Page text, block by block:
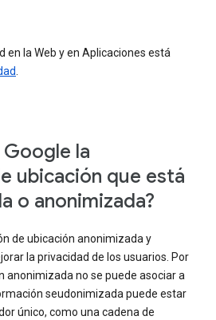
en la Web y en Aplicaciones está
.
la
ubicación que está
o anonimizada?
de ubicación anonimizada y
la privacidad de los usuarios. Por
anonimizada no se puede asociar a
seudonimizada puede estar
único, como una cadena de